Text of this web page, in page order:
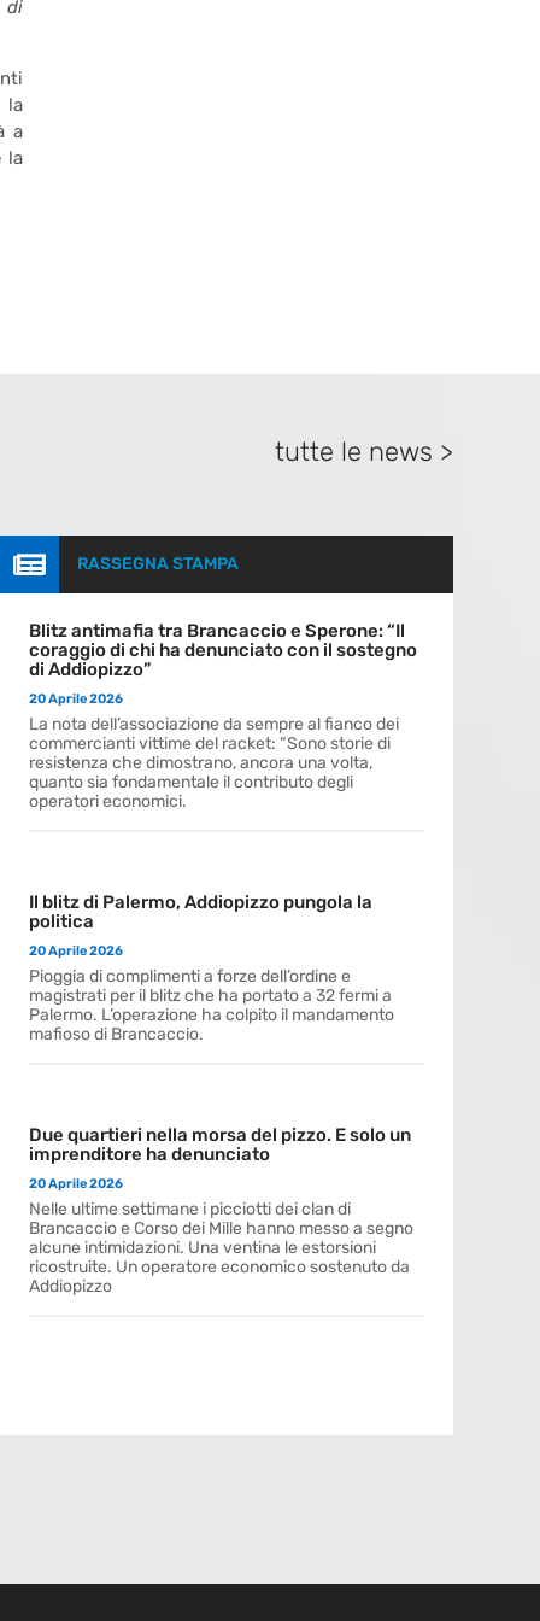
di
la
a
la
tutte le news >
 RASSEGNA STAMPA
Blitz antimafia tra Brancaccio e Sperone: “Il
coraggio di chi ha denunciato con il sostegno
di Addiopizzo”
20 Aprile 2026
La nota dell’associazione da sempre al fianco dei
commercianti vittime del racket: “Sono storie di
resistenza che dimostrano, ancora una volta,
quanto sia fondamentale il contributo degli
operatori economici.
Il blitz di Palermo, Addiopizzo pungola la
politica
20 Aprile 2026
Pioggia di complimenti a forze dell’ordine e
magistrati per il blitz che ha portato a 32 fermi a
Palermo. L’operazione ha colpito il mandamento
mafioso di Brancaccio.
Due quartieri nella morsa del pizzo. E solo un
imprenditore ha denunciato
20 Aprile 2026
Nelle ultime settimane i picciotti dei clan di
Brancaccio e Corso dei Mille hanno messo a segno
alcune intimidazioni. Una ventina le estorsioni
ricostruite. Un operatore economico sostenuto da
Addiopizzo